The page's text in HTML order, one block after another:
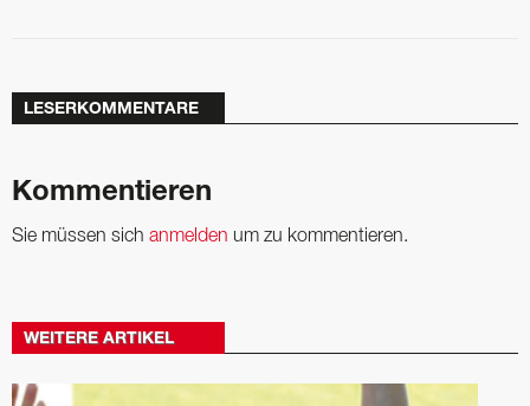
LESERKOMMENTARE
Kommentieren
Sie müssen sich anmelden um zu kommentieren.
WEITERE ARTIKEL